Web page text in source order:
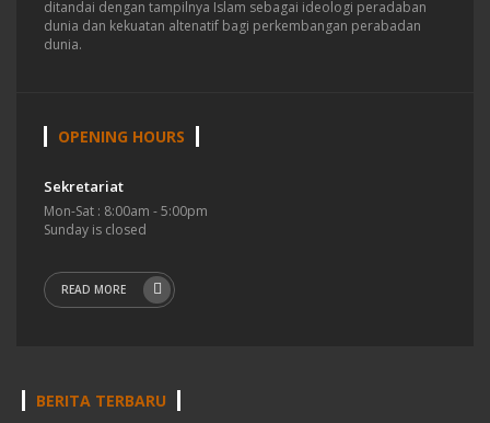
ditandai dengan tampilnya Islam sebagai ideologi peradaban
dunia dan kekuatan altenatif bagi perkembangan perabadan
dunia.
OPENING HOURS
Sekretariat
Mon-Sat : 8:00am - 5:00pm
Sunday is closed
READ MORE
BERITA TERBARU